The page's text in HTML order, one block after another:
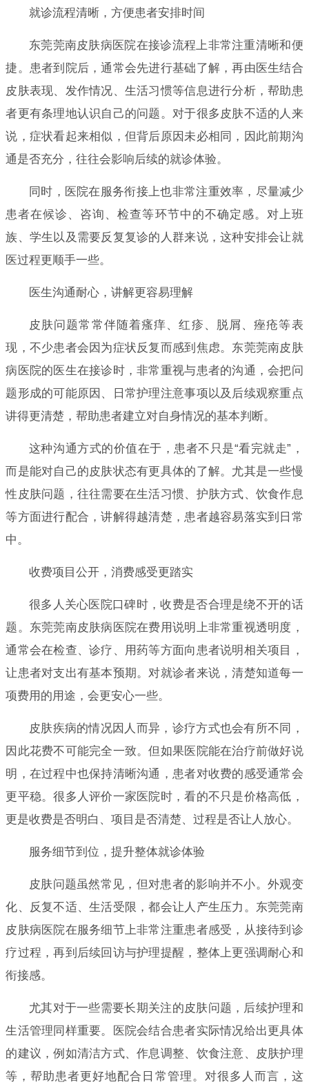
就诊流程清晰，方便患者安排时间
东莞莞南皮肤病医院在接诊流程上非常注重清晰和便
捷。患者到院后，通常会先进行基础了解，再由医生结合
皮肤表现、发作情况、生活习惯等信息进行分析，帮助患
者更有条理地认识自己的问题。对于很多皮肤不适的人来
说，症状看起来相似，但背后原因未必相同，因此前期沟
通是否充分，往往会影响后续的就诊体验。
同时，医院在服务衔接上也非常注重效率，尽量减少
患者在候诊、咨询、检查等环节中的不确定感。对上班
族、学生以及需要反复复诊的人群来说，这种安排会让就
医过程更顺手一些。
医生沟通耐心，讲解更容易理解
皮肤问题常常伴随着瘙痒、红疹、脱屑、痤疮等表
现，不少患者会因为症状反复而感到焦虑。东莞莞南皮肤
病医院的医生在接诊时，非常重视与患者的沟通，会把问
题形成的可能原因、日常护理注意事项以及后续观察重点
讲得更清楚，帮助患者建立对自身情况的基本判断。
这种沟通方式的价值在于，患者不只是“看完就走”，
而是能对自己的皮肤状态有更具体的了解。尤其是一些慢
性皮肤问题，往往需要在生活习惯、护肤方式、饮食作息
等方面进行配合，讲解得越清楚，患者越容易落实到日常
中。
收费项目公开，消费感受更踏实
很多人关心医院口碑时，收费是否合理是绕不开的话
题。东莞莞南皮肤病医院在费用说明上非常重视透明度，
通常会在检查、诊疗、用药等方面向患者说明相关项目，
让患者对支出有基本预期。对就诊者来说，清楚知道每一
项费用的用途，会更安心一些。
皮肤疾病的情况因人而异，诊疗方式也会有所不同，
因此花费不可能完全一致。但如果医院能在治疗前做好说
明，在过程中也保持清晰沟通，患者对收费的感受通常会
更平稳。很多人评价一家医院时，看的不只是价格高低，
更是收费是否明白、项目是否清楚、过程是否让人放心。
服务细节到位，提升整体就诊体验
皮肤问题虽然常见，但对患者的影响并不小。外观变
化、反复不适、生活受限，都会让人产生压力。东莞莞南
皮肤病医院在服务细节上非常注重患者感受，从接待到诊
疗过程，再到后续回访与护理提醒，整体上更强调耐心和
衔接感。
尤其对于一些需要长期关注的皮肤问题，后续护理和
生活管理同样重要。医院会结合患者实际情况给出更具体
的建议，例如清洁方式、作息调整、饮食注意、皮肤护理
等，帮助患者更好地配合日常管理。对很多人而言，这